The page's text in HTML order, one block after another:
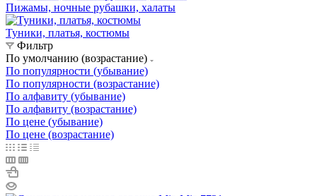
Пижамы, ночные рубашки, халаты
Туники, платья, костюмы
Фильтр
По умолчанию (возрастание)
По популярности (убывание)
По популярности (возрастание)
По алфавиту (убывание)
По алфавиту (возрастание)
По цене (убывание)
По цене (возрастание)